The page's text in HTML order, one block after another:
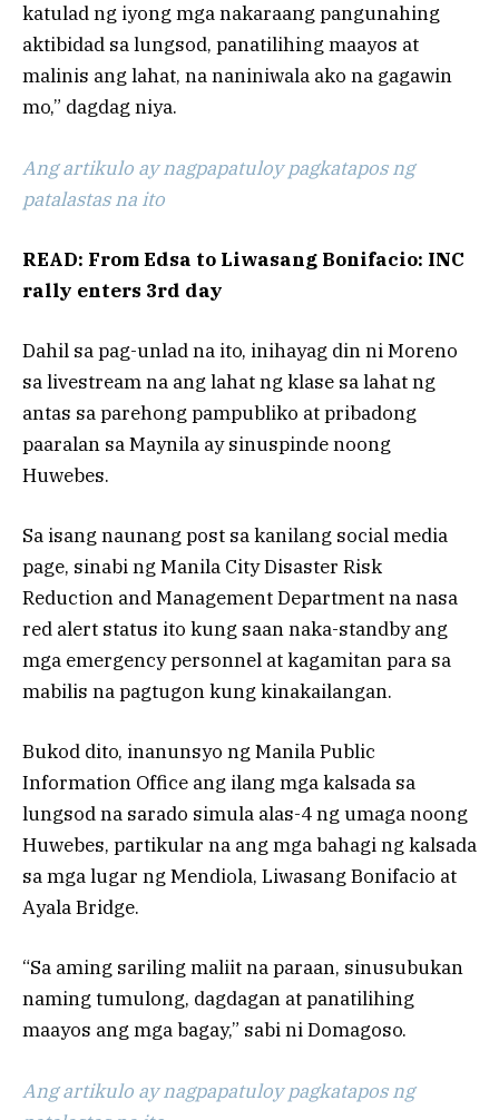
katulad ng iyong mga nakaraang pangunahing
aktibidad sa lungsod, panatilihing maayos at
malinis ang lahat, na naniniwala ako na gagawin
mo,” dagdag niya.
Ang artikulo ay nagpapatuloy pagkatapos ng
patalastas na ito
READ: From Edsa to Liwasang Bonifacio: INC
rally enters 3rd day
Dahil sa pag-unlad na ito, inihayag din ni Moreno
sa livestream na ang lahat ng klase sa lahat ng
antas sa parehong pampubliko at pribadong
paaralan sa Maynila ay sinuspinde noong
Huwebes.
Sa isang naunang post sa kanilang social media
page, sinabi ng Manila City Disaster Risk
Reduction and Management Department na nasa
red alert status ito kung saan naka-standby ang
mga emergency personnel at kagamitan para sa
mabilis na pagtugon kung kinakailangan.
Bukod dito, inanunsyo ng Manila Public
Information Office ang ilang mga kalsada sa
lungsod na sarado simula alas-4 ng umaga noong
Huwebes, partikular na ang mga bahagi ng kalsada
sa mga lugar ng Mendiola, Liwasang Bonifacio at
Ayala Bridge.
“Sa aming sariling maliit na paraan, sinusubukan
naming tumulong, dagdagan at panatilihing
maayos ang mga bagay,” sabi ni Domagoso.
Ang artikulo ay nagpapatuloy pagkatapos ng